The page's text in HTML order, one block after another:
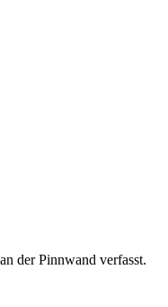
der Pinnwand verfasst.